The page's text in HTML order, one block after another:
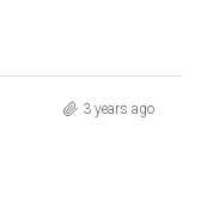
3 years ago